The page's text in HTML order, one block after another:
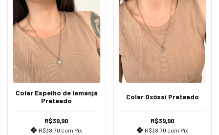
Colar Espelho de Iemanjá
Prateado
R$39,90
R$38,70 com Pix
Colar Oxóssi Prateado
R$39,90
R$38,70 com Pix